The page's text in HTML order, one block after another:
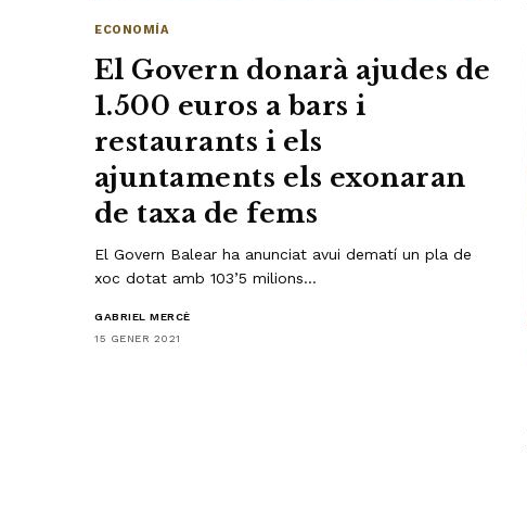
ECONOMÍA
El Govern donarà ajudes de
1.500 euros a bars i
restaurants i els
ajuntaments els exonaran
de taxa de fems
El Govern Balear ha anunciat avui dematí un pla de
xoc dotat amb 103’5 milions…
GABRIEL MERCÈ
15 GENER 2021